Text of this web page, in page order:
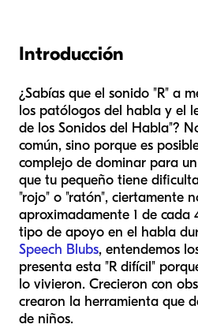
Introducción
¿Sabías que el sonido "R" a
los patólogos del habla y el
de los Sonidos del Habla"?
común, sino porque es
complejo de dominar para
que tu pequeño tiene
"rojo" o "ratón", ciertamente
aproximadamente 1 de cada
tipo de apoyo en el habla
Speech Blubs, entendemos
presenta esta "R difícil"
lo vivieron. Crecieron con
crearon la herramienta que
de niños.